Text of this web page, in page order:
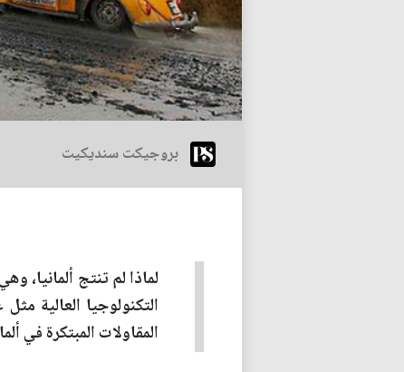
بروجيكت سنديكيت
لماذا لم تنتج
التكنولوجيا العالية
المقاولات المبتكرة في